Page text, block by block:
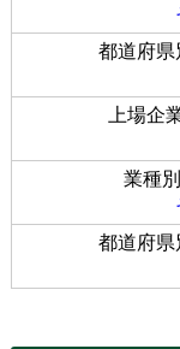
都道府
上場企
業種
都道府